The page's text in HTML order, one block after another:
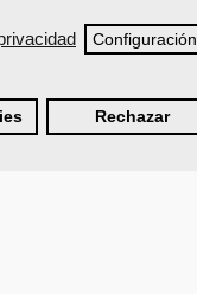
Configuración
Rechazar